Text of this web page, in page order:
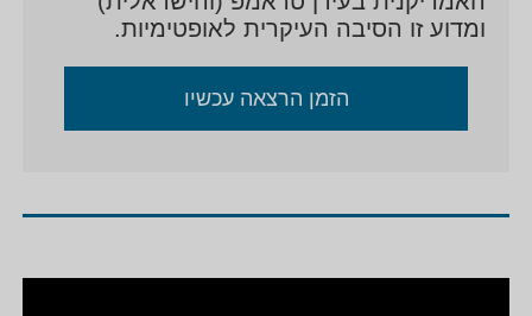
ומדוע זו הסיבה העיקרית לאופטימיות.
הזמן הרצאה עכשיו